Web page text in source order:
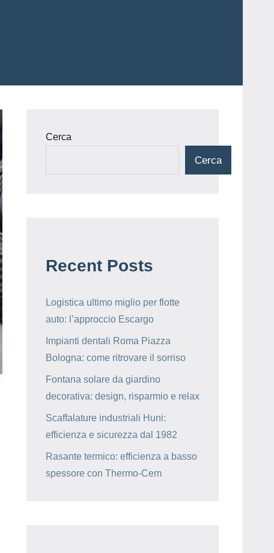
Cerca
Cerca
Recent Posts
Logistica ultimo miglio per flotte
auto: l’approccio Escargo
Impianti dentali Roma Piazza
Bologna: come ritrovare il sorriso
Fontana solare da giardino
decorativa: design, risparmio e relax
Scaffalature industriali Huni:
efficienza e sicurezza dal 1982
Rasante termico: efficienza a basso
spessore con Thermo-Cem